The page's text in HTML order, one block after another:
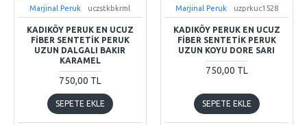
Marjinal Peruk uczstkbkrml
KADIKÖY PERUK EN UCUZ
FIBER SENTETIK PERUK
UZUN DALGALI BAKIR
KARAMEL
750,00 TL
SEPETE EKLE
Marjinal Peruk uzprkuc1528
KADIKÖY PERUK EN UCUZ
FIBER SENTETIK PERUK
UZUN KOYU DORE SARI
750,00 TL
SEPETE EKLE